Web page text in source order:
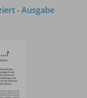
- Ausgabe